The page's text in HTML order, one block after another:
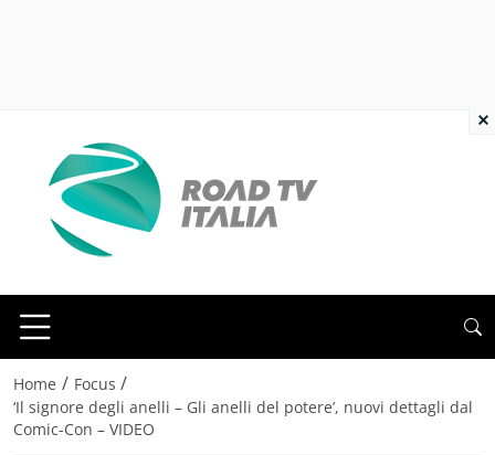
Home / Focus /
‘Il signore degli anelli – Gli anelli del potere’, nuovi dettagli dal
Comic-Con – VIDEO
×